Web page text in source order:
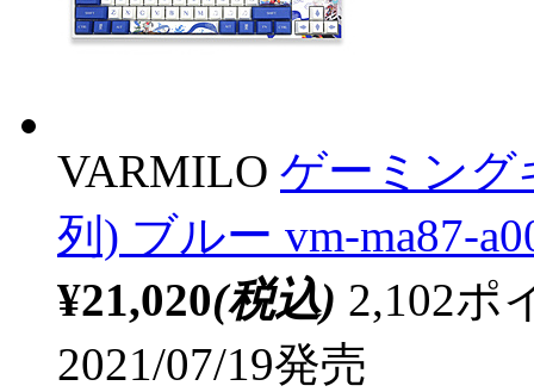
VARMILO ゲーミング
列) ブルー vm-ma87-
¥21,020(税込) 2,102ポ
2021/07/19発売